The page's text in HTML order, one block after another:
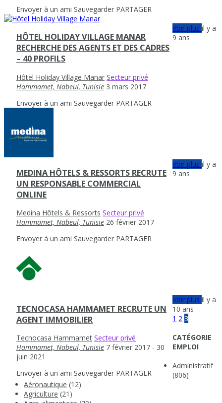
Envoyer à un ami Sauvegarder PARTAGER
HÔTEL HOLIDAY VILLAGE MANAR
RECHERCHE DES AGENTS ET DES CADRES
– 40 PROFILS
Hôtel Holiday Village Manar Secteur privé
Hammamet, Nabeul, Tunisie 3 mars 2017
Envoyer à un ami Sauvegarder PARTAGER
Voir plusil y a
9 ans
MEDINA HÔTELS & RESSORTS RECRUTE
UN RESPONSABLE COMMERCIAL
ONLINE
Medina Hôtels & Ressorts Secteur privé
Hammamet, Nabeul, Tunisie 26 février 2017
Envoyer à un ami Sauvegarder PARTAGER
Voir plusil y a
9 ans
TECNOCASA HAMMAMET RECRUTE UN
AGENT IMMOBILIER
Tecnocasa Hammamet Secteur privé
Hammamet, Nabeul, Tunisie 7 février 2017 - 30
juin 2021
Envoyer à un ami Sauvegarder PARTAGER
Voir plusil y a
10 ans
1 2 3
CATÉGORIE
EMPLOI
Administratif
(806)
Aéronautique (12)
Agriculture (21)